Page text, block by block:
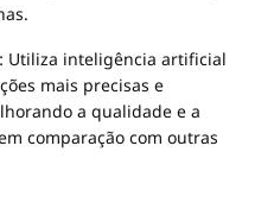
Utiliza inteligência artificial
mais precisas e
a qualidade e a
comparação com outras